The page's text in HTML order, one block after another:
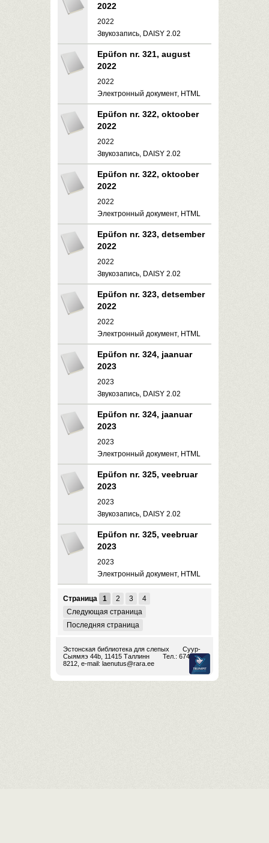
2022
2022
Звукозапись, DAISY 2.02
Epüfon nr. 321, august
2022
2022
Электронный документ, HTML
Epüfon nr. 322, oktoober
2022
2022
Звукозапись, DAISY 2.02
Epüfon nr. 322, oktoober
2022
2022
Электронный документ, HTML
Epüfon nr. 323, detsember
2022
2022
Звукозапись, DAISY 2.02
Epüfon nr. 323, detsember
2022
2022
Электронный документ, HTML
Epüfon nr. 324, jaanuar
2023
2023
Звукозапись, DAISY 2.02
Epüfon nr. 324, jaanuar
2023
2023
Электронный документ, HTML
Epüfon nr. 325, veebruar
2023
2023
Звукозапись, DAISY 2.02
Epüfon nr. 325, veebruar
2023
2023
Электронный документ, HTML
Страница 1 2 3
4
Следующая страница
Последняя страница
Эстонская библиотека для слепых
Суур-
Сыямяэ 44b, 11415 Таллинн
Тел.: 674
8212, e-mail: laenutus@rara.ee